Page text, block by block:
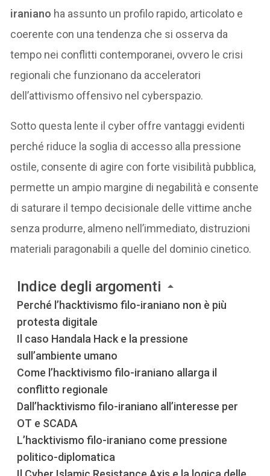
iraniano ha assunto un profilo rapido, articolato e
coerente con una tendenza che si osserva da
tempo nei conflitti contemporanei, ovvero le crisi
regionali che funzionano da acceleratori
dell’attivismo offensivo nel cyberspazio.
Sotto questa lente il cyber offre vantaggi evidenti
perché riduce la soglia di accesso alla pressione
ostile, consente di agire con forte visibilità pubblica,
permette un ampio margine di negabilità e consente
di saturare il tempo decisionale delle vittime anche
senza produrre, almeno nell’immediato, distruzioni
materiali paragonabili a quelle del dominio cinetico.
Indice degli argomenti
Perché l’hacktivismo filo-iraniano non è più
protesta digitale
Il caso Handala Hack e la pressione
sull’ambiente umano
Come l’hacktivismo filo-iraniano allarga il
conflitto regionale
Dall’hacktivismo filo-iraniano all’interesse per
OT e SCADA
L’hacktivismo filo-iraniano come pressione
politico-diplomatica